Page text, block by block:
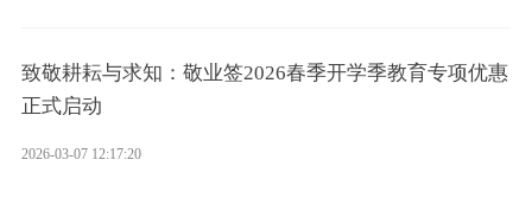
致敬耕耘与求知：敬业签2026春季开学季教育专项优惠
正式启动
2026-03-07 12:17:20